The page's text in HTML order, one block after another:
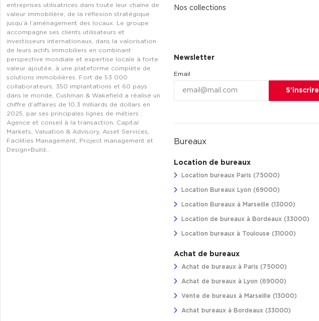
entreprises utilisatrices dans toute leur chaîne de
valeur immobilière, de la réflexion stratégique
jusqu’à l’aménagement des locaux. Le groupe
accompagne ses clients utilisateurs et
investisseurs internationaux, dans la valorisation
de leurs actifs immobiliers en combinant
perspective mondiale et expertise locale à forte
valeur ajoutée, à une plateforme complète de
solutions immobilières. Fort de 53 000
collaborateurs, 350 implantations et 60 pays
dans le monde, Cushman & Wakefield a réalisé un
chiffre d’affaires de 10,3 milliards de dollars en
2025, par ses principales lignes de métiers :
Agence et conseil à la transaction, Capital
Markets, Valuation & Advisory, Asset Services,
Facilities Management, Project management et
Design+Build…
Nos collections
Newsletter
Email
S’inscrire
Bureaux
Location de bureaux
Location bureaux Paris (75000)
Location Bureaux Lyon (69000)
Location Bureaux à Marseille (13000)
Location de bureaux à Bordeaux (33000)
Location bureaux à Toulouse (31000)
Achat de bureaux
Achat de bureaux à Paris (75000)
Achat de bureaux à Lyon (69000)
Vente de bureaux à Marseille (13000)
Achat bureaux à Bordeaux (33000)